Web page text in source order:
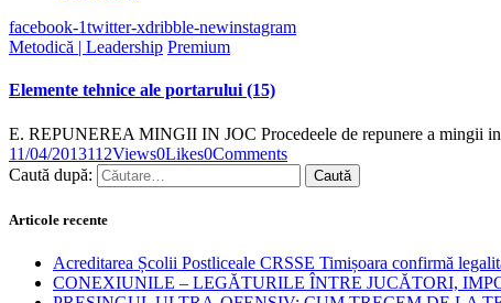
facebook-1twitter-xdribble-newinstagram
Metodică | Leadership Premium
Elemente tehnice ale portarului (15)
E. REPUNEREA MINGII IN JOC Procedeele de repunere a mingii
11/04/2013112Views0Likes0Comments
Caută după:
Articole recente
Acreditarea Școlii Postliceale CRSSE Timișoara confirmă
CONEXIUNILE – LEGĂTURILE ÎNTRE JUCĂTORI,